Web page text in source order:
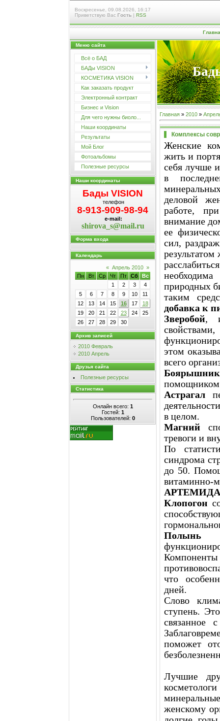
Воскресенье, 09.08.2026, 16:17
Приветствую Вас Гость | RSS
Меню сайта
Всё о БАД
БАДы VISION
КОСМЕТИКА VISION
Как заказать продукт
Электронный контракт
Бизнес и Vision
Для чего нужны биоло...
Наши координаты
Результаты
Мой Блог
Фотоальбомы
Полезные ресурсы
Наши координаты
Бады VISION
телефон
8-913-909-98-94
e-mail:
shirova_s@mail.ru
Форма входа
Календарь
« Апрель 2010 »
Пн
Вт Ср Чт Пт Сб
Вс
1
2 3
4
5
6 7 8 9 10
11
12
13 14 15 16 17
18
19
20 21 22 23 24
25
26
27 28 29 30
Архив записей
2010 Февраль
2010 Апрель
Друзья сайта
Полезные ресурсы
Статистика
Онлайн всего: 1
Гостей: 1
Пользователей: 0
Главная » 2010 »
Комплексы
Женские
жить и
себя лучше
в
деловой
работе,
внимание
ее
сил,
природных
таким
добавка к
Зверобой,
этом
всего
Боярышник
помощником
Астрагал
в целом.
Магний
тревоги и
По
синдрома
до 50.
АРТЕМИДА
Клопогон
что
дней.
Слово
ступень.
связанное
поможет
Лучшие
женскому